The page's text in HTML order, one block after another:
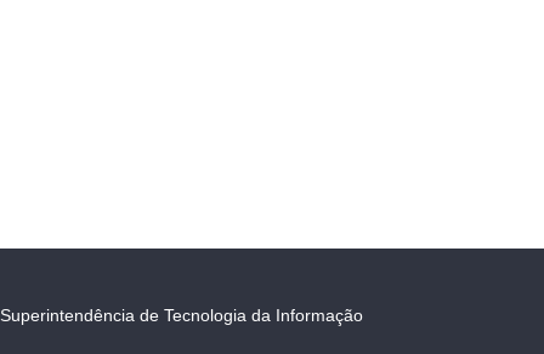
Superintendência de Tecnologia da Informação